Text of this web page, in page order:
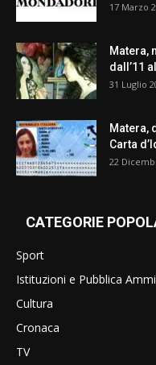
17 Marzo
Matera,
dall’11
31 Luglio
Matera,
Carta
22
CATEGORIE
Sport
Istituzioni e Pubblica
Cultura
Cronaca
TV